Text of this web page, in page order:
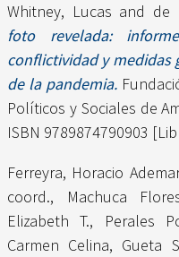
Whitney, Lucas and de
foto revelada:
conflictividad y medidas
de la pandemia.
Políticos y Sociales de
ISBN 9789874790903
Ferreyra, Horacio
coord., Machuca
Elizabeth T., Perales
Carmen Celina, Gueta